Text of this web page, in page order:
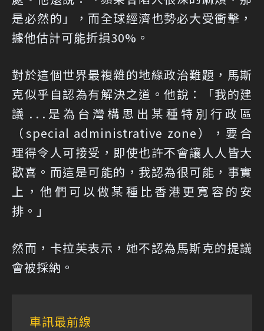
是必然的」，而全球經濟也勢必大受衝擊，
據他估計可能折損30%。
對於這個世界最複雜的地緣政治難題，馬斯
克似乎自認為有解決之道。他說：「我的建
議 . . .是為台灣構思出某種特別行政區
（special administrative zone），要合
理得令人可接受，即使也許不會讓人人皆大
歡喜。而這是可能的，我認為很可能，事實
上，他們可以做某種比香港更寬容的安
排。」
然而，卡拉芙表示，她不認為馬斯克的提議
會被採納。
車訊最前線